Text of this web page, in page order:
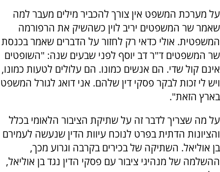
על מערכת המשפט אין צורך להכביר מילים מעבר למה
שאמר שר המשפטים יריב לוין כשהשיק את הרפורמה
המשפטית. אולי כדאי רק לחזור על הדברים שאמר בכנסת
שר המשפטים ד"ר דב יוסף לפני שבעים שנה: "השופטים
אינם קול שדי. הם אנשים כמונו. הם עלולים לטעות כמונו,
ויש לי זכות לבקר פסקי דין שלהם. אני דואג לגורל המשפט
בארץ הזאת".
על מה שצריך לדבר זה על שתיקת הציבור הלאומי בכלל
והציונות הדתית בפרט לנוכח עיוות הדין שנעשה לעמירם
בן אוליאל. השתיקה של בכירים בקרבה וגרוע מכך,
ההשלמה של מנהיגי ציבור עם פסקי הדין נגד בן אוליאל,